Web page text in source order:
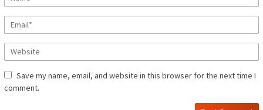
Save my name, email, and website in this browser for the next time I
comment.